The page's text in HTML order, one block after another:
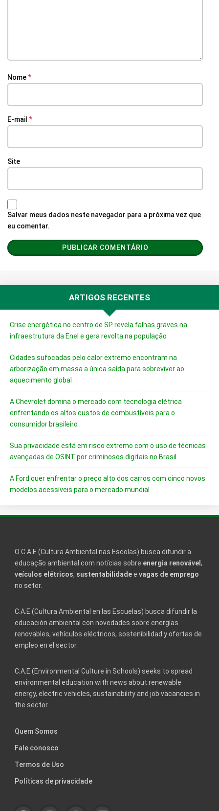
Nome*
E-mail *
Site
Salvar meus dados neste navegador para a próxima vez que
eu comentar.
ARTIGOS RECENTES
Crise energética no centro de SP revela falhas graves na
infraestrutura da Enel e gera revolta na população
Cidades sufocadas pelo calor extremo encontram na
arborização em massa a única saída para sobreviver ao
aquecimento global
A Chevrolet domina o mercado com tecnologia elétrica
enfrentando os altos custos de combustíveis para o
consumidor brasileiro
Sua privacidade está em risco extremo com o uso de técnicas
avançadas de OSINT por criminosos digitais no Brasil
A Ford quer enfrentar o preço alto dos carros com cinco novos
modelos acessíveis para o mercado mundial
O C.A.E (Cultura Ambiental nas Escolas) busca difundir a
educação ambiental com notícias sobre energia renovável ,
veículos elétricos, sustentabilidadee vagas de emprego
no setor.
C.A.E (Cultura Ambiental en las Escuelas) busca difundir la
educación ambiental con novedades sobre energías
renovables, vehículos eléctricos, sostenibilidad y ofertas de
empleo en el sector.
C.A.E (Environmental Culture in Schools) seeks to spread
environmental education with news about renewable
energy, electric vehicles, sustainability and job vacancies in
the sector.
Quem Somos
Fale conosco
Termos de Uso
Políticas de privacidade